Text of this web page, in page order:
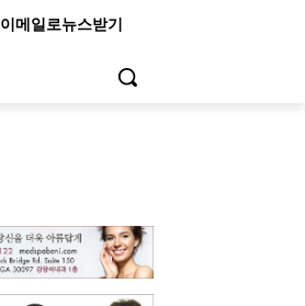
이메일로뉴스받기